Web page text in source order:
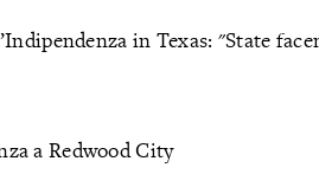
in Texas: "State
a Redwood City